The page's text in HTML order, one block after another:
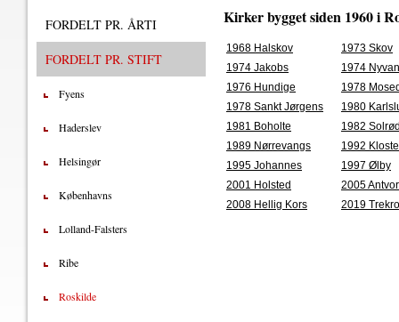
FORDELT PR. ÅRTI
FORDELT PR. STIFT
Fyens
Haderslev
Helsingør
Københavns
Lolland-Falsters
Ribe
Roskilde
Kirker bygget siden 1960 i
1968 Halskov
1973 Skov
1974 Jakobs
1974
1976 Hundige
1978
1978 Sankt Jørgens
1980
1981 Boholte
1982
1989 Nørrevangs
1992
1995 Johannes
1997 Ølby
2001 Holsted
2005
2008 Hellig Kors
2019